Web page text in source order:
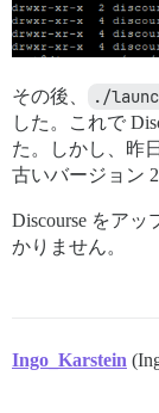
その後、 ./
した。これで
た。しかし、昨
古いバージョン
Discourse をア
かりません。
Ingo_Karstein